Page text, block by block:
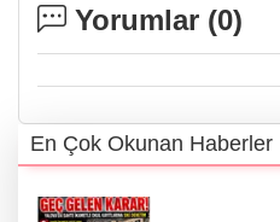
Yorumlar (0)
En Çok Okunan Haberler